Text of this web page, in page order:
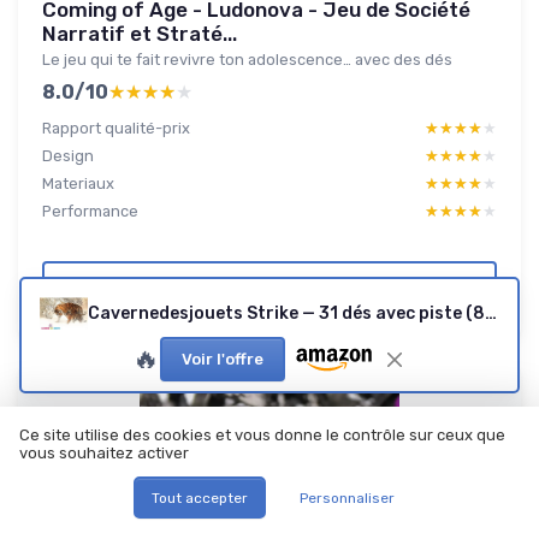
Coming of Age - Ludonova - Jeu de Société
Narratif et Straté...
Le jeu qui te fait revivre ton adolescence… avec des dés
8.0/10★★★★★
★★★★★
Rapport qualité-prix ★★★★★
★★★★★
Design
★★★★★
★★★★★
Materiaux
★★★★★
★★★★★
Performance
★★★★★
★★★★★
Lire le test produit complet
Cavernedesjouets Strike — 31 dés avec piste (8-99 ans)
🔥 Voir l'offre
Ce site utilise des cookies et vous donne le contrôle sur ceux que
vous souhaitez activer
Tout accepter Personnaliser